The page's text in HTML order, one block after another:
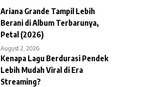
Ariana Grande Tampil Lebih
Berani di Album Terbarunya,
Petal (2026)
August 2, 2026
Kenapa Lagu Berdurasi Pendek
Lebih Mudah Viral di Era
Streaming?